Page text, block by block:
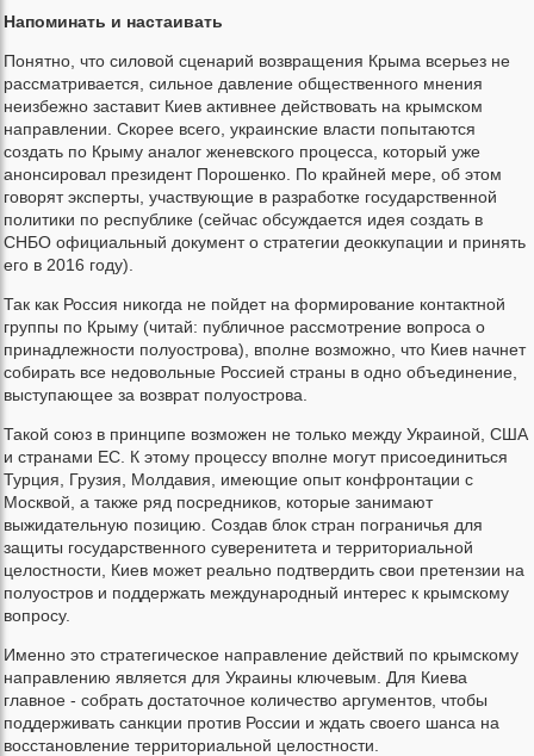
Напоминать и настаивать
Понятно, что силовой сценарий возвращения Крыма всерьез не
рассматривается, сильное давление общественного мнения
неизбежно заставит Киев активнее действовать на крымском
направлении. Скорее всего, украинские власти попытаются
создать по Крыму аналог женевского процесса, который уже
анонсировал президент Порошенко. По крайней мере, об этом
говорят эксперты, участвующие в разработке государственной
политики по республике (сейчас обсуждается идея создать в
СНБО официальный документ о стратегии деоккупации и принять
его в 2016 году).
Так как Россия никогда не пойдет на формирование контактной
группы по Крыму (читай: публичное рассмотрение вопроса о
принадлежности полуострова), вполне возможно, что Киев начнет
собирать все недовольные Россией страны в одно объединение,
выступающее за возврат полуострова.
Такой союз в принципе возможен не только между Украиной, США
и странами ЕС. К этому процессу вполне могут присоединиться
Турция, Грузия, Молдавия, имеющие опыт конфронтации с
Москвой, а также ряд посредников, которые занимают
выжидательную позицию. Создав блок стран пограничья для
защиты государственного суверенитета и территориальной
целостности, Киев может реально подтвердить свои претензии на
полуостров и поддержать международный интерес к крымскому
вопросу.
Именно это стратегическое направление действий по крымскому
направлению является для Украины ключевым. Для Киева
главное - собрать достаточное количество аргументов, чтобы
поддерживать санкции против России и ждать своего шанса на
восстановление территориальной целостности.